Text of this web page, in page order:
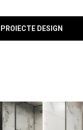
PROIECTE DESIGN